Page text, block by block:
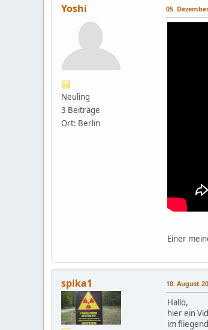
Yoshi
Neuling
3 Beiträge
Ort: Berlin
05.
Einer
spika1 10. August
Hallo,
hier ein
im